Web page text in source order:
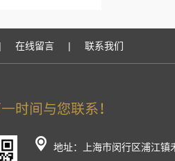
| 在线留言 | 联系我们
地址：上海市闵行区浦江镇